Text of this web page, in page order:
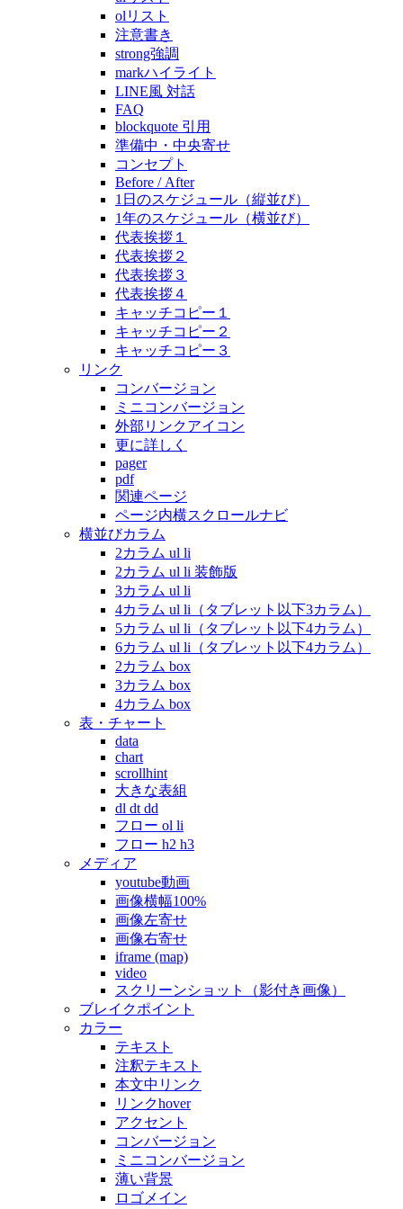
olリスト
注意書き
strong強調
markハイライト
LINE風 対話
FAQ
blockquote 引用
準備中・中央寄せ
コンセプト
Before / After
1日のスケジュール（縦並び）
1年のスケジュール（横並び）
代表挨拶１
代表挨拶２
代表挨拶３
代表挨拶４
キャッチコピー１
キャッチコピー２
キャッチコピー３
リンク
コンバージョン
ミニコンバージョン
外部リンクアイコン
更に詳しく
pager
pdf
関連ページ
ページ内横スクロールナビ
横並びカラム
2カラム ul li
2カラム ul li 装飾版
3カラム ul li
4カラム ul li（タブレット以下3カラム）
5カラム ul li（タブレット以下4カラム）
6カラム ul li（タブレット以下4カラム）
2カラム box
3カラム box
4カラム box
表・チャート
data
chart
scrollhint
大きな表組
dl dt dd
フロー ol li
フロー h2 h3
メディア
youtube動画
画像横幅100%
画像左寄せ
画像右寄せ
iframe (map)
video
スクリーンショット（影付き画像）
ブレイクポイント
カラー
テキスト
注釈テキスト
本文中リンク
リンクhover
アクセント
コンバージョン
ミニコンバージョン
薄い背景
ロゴメイン